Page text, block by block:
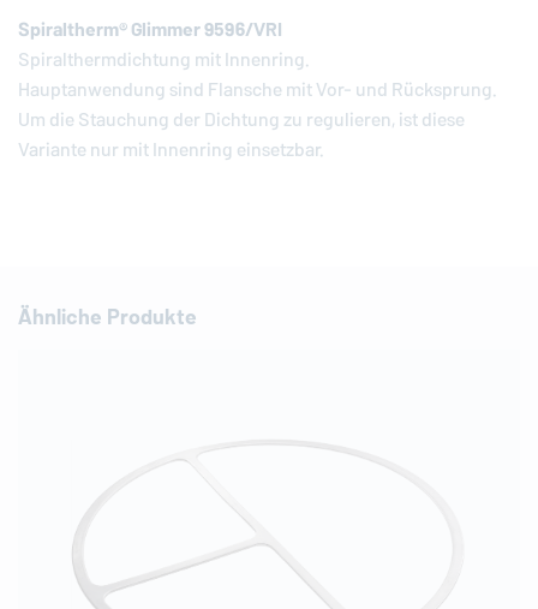
Spiraltherm® Glimmer 9596/VRI
Spiralthermdichtung mit Innenring.
Hauptanwendung sind Flansche mit Vor- und Rücksprung.
Um die Stauchung der Dichtung zu regulieren, ist diese
Variante nur mit Innenring einsetzbar.
Ähnliche Produkte